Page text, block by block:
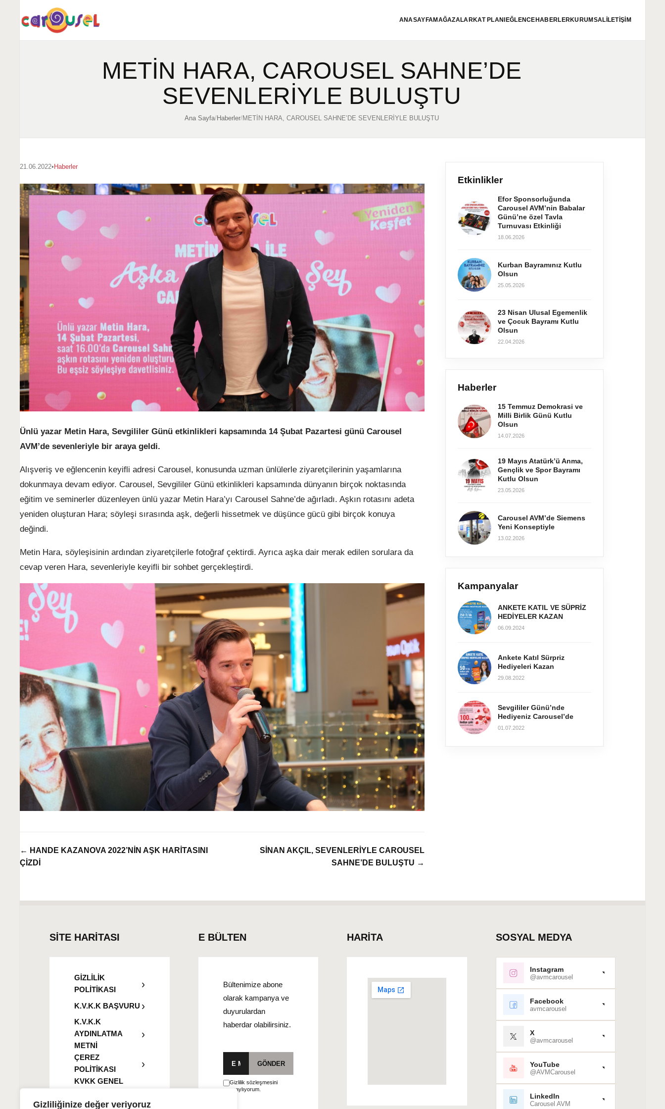
Gizliliğinize değer veriyoruz
ANASAYFAMAĞAZALARKAT PLANI EĞLENCE HABERLERKURUMSAL İLETİŞİM
METİN HARA, CAROUSEL SAHNE’DE
SEVENLERİYLE BULUŞTU
Ana Sayfa/Haberler/METİN HARA, CAROUSEL SAHNE’DE SEVENLERİYLE BULUŞTU
21.06.2022• Haberler
Ünlü yazar Metin Hara, Sevgililer Günü etkinlikleri kapsamında 14 Şubat Pazartesi günü Carousel
AVM’de sevenleriyle bir araya geldi.
Alışveriş ve eğlencenin keyifli adresi Carousel, konusunda uzman ünlülerle ziyaretçilerinin yaşamlarına
dokunmaya devam ediyor. Carousel, Sevgililer Günü etkinlikleri kapsamında dünyanın birçok noktasında
eğitim ve seminerler düzenleyen ünlü yazar Metin Hara’yı Carousel Sahne’de ağırladı. Aşkın rotasını adeta
yeniden oluşturan Hara; söyleşi sırasında aşk, değerli hissetmek ve düşünce gücü gibi birçok konuya
değindi.
Metin Hara, söyleşisinin ardından ziyaretçilerle fotoğraf çektirdi. Ayrıca aşka dair merak edilen sorulara da
cevap veren Hara, sevenleriyle keyifli bir sohbet gerçekleştirdi.
← HANDE KAZANOVA 2022’NİN AŞK HARİTASINI
ÇİZDİ
SİNAN AKÇIL, SEVENLERİYLE CAROUSEL
SAHNE’DE BULUŞTU →
Etkinlikler
Efor Sponsorluğunda
Carousel AVM’nin Babalar
Günü’ne özel Tavla
Turnuvası Etkinliği
18.06.2026
Kurban Bayramınız Kutlu
Olsun
25.05.2026
23 Nisan Ulusal Egemenlik
ve Çocuk Bayramı Kutlu
Olsun
22.04.2026
Haberler
15 Temmuz Demokrasi ve
Milli Birlik Günü Kutlu
Olsun
14.07.2026
19 Mayıs Atatürk’ü Anma,
Gençlik ve Spor Bayramı
Kutlu Olsun
23.05.2026
Carousel AVM’de Siemens
Yeni Konseptiyle
13.02.2026
Kampanyalar
ANKETE KATIL VE SÜPRİZ
HEDİYELER KAZAN
06.09.2024
Ankete Katıl Sürpriz
Hediyeleri Kazan
29.08.2022
Sevgililer Günü’nde
Hediyeniz Carousel’de
01.07.2022
SİTE HARİTASI
GİZLİLİK
POLİTİKASI
K.V.K.K BAŞVURU
K.V.K.K
AYDINLATMA
METNİ
ÇEREZ
POLİTİKASI
KVKK GENEL
METNİ
E BÜLTEN
Bültenimize abone
olarak kampanya ve
duyurulardan
haberdar olabilirsiniz.
GÖNDER
Gizlilik sözleşmesini
onaylıyorum.
HARİTA SOSYAL MEDYA
Instagram
@avmcarousel
Facebook
avmcarousel
X
@avmcarousel
YouTube
@AVMCarousel
LinkedIn
Carousel AVM